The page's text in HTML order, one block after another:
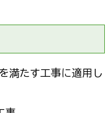
満たす工事に適用し